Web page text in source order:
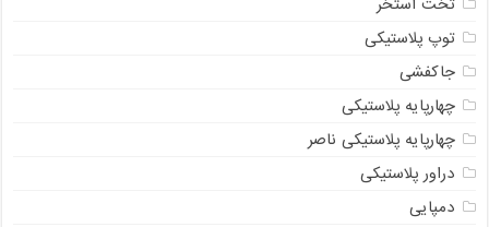
توپ پلاستیکی
جاکفشی
چهارپایه پلاستیکی
چهارپایه پلاستیکی ناصر
دراور پلاستیکی
دمپایی